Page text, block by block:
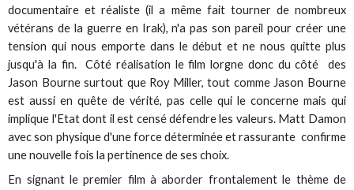
documentaire et réaliste (il a même fait tourner de nombreux
vétérans de la guerre en Irak), n'a pas son pareil pour créer une
tension qui nous emporte dans le début et ne nous quitte plus
jusqu'à la fin. Côté réalisation le film lorgne donc du côté des
Jason Bourne surtout que Roy Miller, tout comme Jason Bourne
est aussi en quête de vérité, pas celle qui le concerne mais qui
implique l'Etat dont il est censé défendre les valeurs. Matt Damon
avec son physique d'une force déterminée et rassurante confirme
une nouvelle fois la pertinence de ses choix.
En signant le premier film à aborder frontalement le thème de